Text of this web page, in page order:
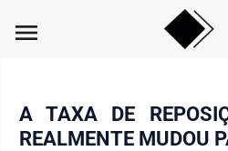
menu
A TAXA DE
REALMENTE MUDOU